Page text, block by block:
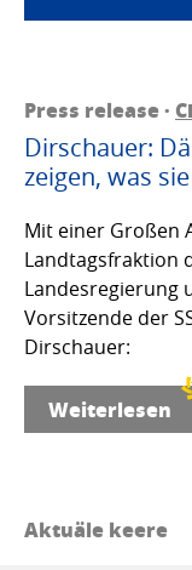
Press release ·
Dirschauer:
zeigen, was
Mit einer Großen
Landtagsfraktion
Landesregierung
Vorsitzende der
Dirschauer:
Weiterlesen
Aktuäle keere